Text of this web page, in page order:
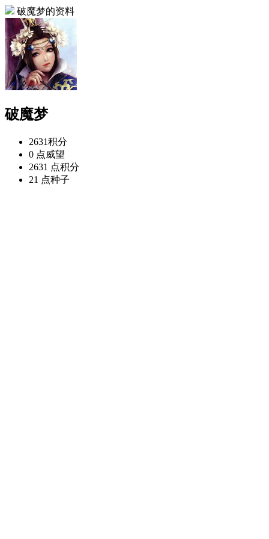
破魔梦的资料
破魔梦
2631积分
0 点威望
2631 点积分
21 点种子